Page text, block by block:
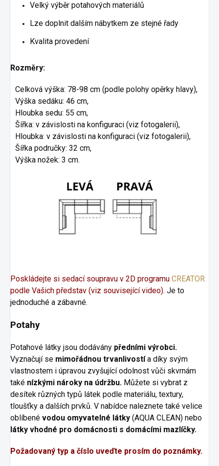
Velký výběr potahových materiálů
Lze doplnit dalším nábytkem ze stejné řady
Kvalita provedení
Rozměry:
Celková výška: 78-98 cm (podle polohy opěrky hlavy),
Výška sedáku: 46 cm,
Hloubka sedu: 55 cm,
Šířka: v závislosti na konfiguraci (viz fotogalerii),
Hloubka: v závislosti na konfiguraci (viz fotogalerii),
Šířka područky: 32 cm,
Výška nožek: 3 cm.
Poskládejte si sedací soupravu v 2D programu CREATOR
podle Vašich představ (viz související video). Je to
jednoduché a zábavné.
Potahy
Potahové látky jsou dodávány předními výrobci.
Vyznačují se mimořádnou trvanlivostía díky svým
vlastnostem i úpravou zvyšující odolnost vůči skvrnám
také nízkými nároky na údržbu. Můžete si vybrat z
desítek různých typů látek podle materiálu, textury,
tloušťky a dalších prvků. V nabídce naleznete také velice
oblíbené vodou omyvatelné látky (AQUA CLEAN) nebo
látky vhodné pro domácnosti s domácími mazlíčky.
Požadovaný typ a číslo uveďte prosím do poznámky.